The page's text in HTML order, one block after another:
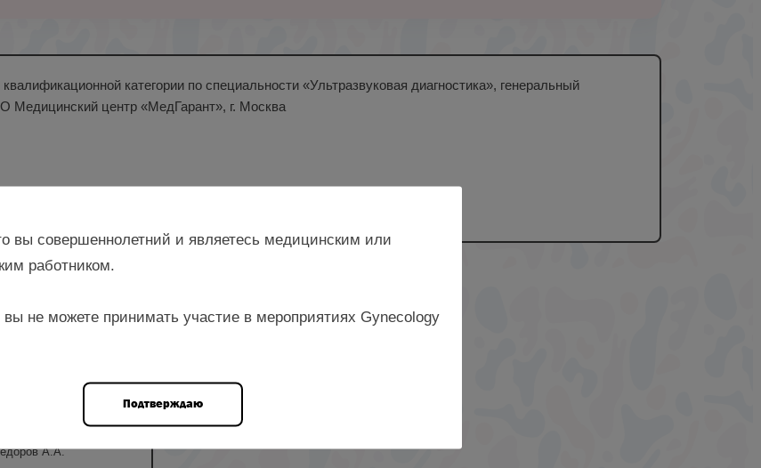
категории по специальности «Ультразвуковая диагностика», генеральный
Медицинский центр «МедГарант», г. Москва
А.А.
вы совершеннолетний и являетесь медицинским или
работником.
вы не можете принимать участие в мероприятиях Gynecology
Подтверждаю